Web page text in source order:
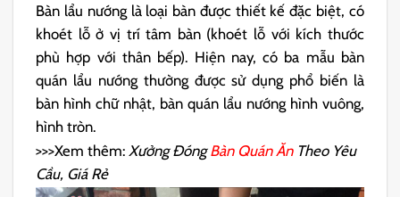
Bàn lẩu nướng là loại bàn được thiết kế đặc biệt, có
khoét lỗ ở vị trí tâm bàn (khoét lỗ với kích thước
phù hợp với thân bếp). Hiện nay, có ba mẫu bàn
quán lẩu nướng thường được sử dụng phổ biến là
bàn hình chữ nhật, bàn quán lẩu nướng hình vuông,
hình tròn.
>>>Xem thêm:Xưởng Đóng Bàn Quán Ăn Theo Yêu
Cầu, Giá Rẻ